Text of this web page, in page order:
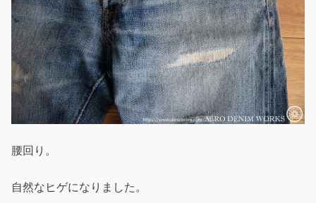
腰回り。
自然なヒゲになりました。